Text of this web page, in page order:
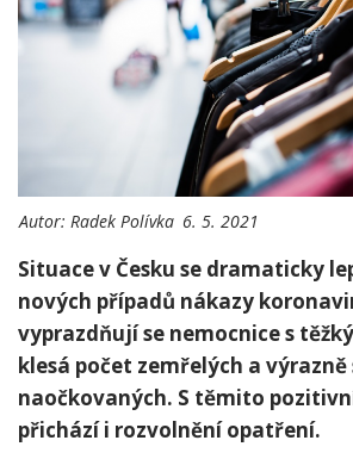
Autor: Radek Polívka 6. 5. 2021
Situace v Česku se dramaticky
nových případů nákazy
vyprazdňují se nemocnice s
klesá počet zemřelých a
naočkovaných. S těmito
přichází i rozvolnění opatření.